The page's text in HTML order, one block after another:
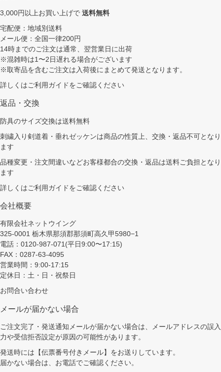
3,000円以上お買い上げで 送料無料
宅配便：地域別送料
メール便：全国一律200円
14時までのご注文は通常、翌営業日に出荷
※混雑時は1〜2日遅れる場合がございます
※取寄品を含むご注文は入荷後にまとめて発送となります。
詳しくはご利用ガイドをご確認ください
返品・交換
防具のサイズ交換は送料無料
刺繍入り剣道着・垂れゼッケンは商品の性質上、交換・返品不可となり
ます
品種変更・注文間違いなどお客様都合の交換・返品は送料ご負担となり
ます
詳しくはご利用ガイドをご確認ください
会社概要
有限会社ネットウイング
325-0001 栃木県那須郡那須町高久甲5980−1
電話：0120-987-071(平日9:00〜17:15)
FAX：0287-63-4095
営業時間：9:00-17:15
定休日：土・日・祝祭日
お問合い合わせ
メールが届かない場合
ご注文完了・発送通知メールが届かない場合は、メールアドレスの誤入
力や受信拒否設定が原因の可能性があります。
発送時には【伝票番号付きメール】をお送りしています。
届かない場合は、お電話でご確認ください。